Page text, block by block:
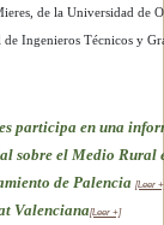
de la Universidad de
Ingenieros Técnicos y
participa en una
sobre el Medio Rural
de Palencia [Leer
Valenciana[Leer +]